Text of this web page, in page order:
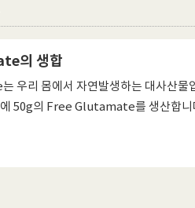
의 생합
우리 몸에서 자연발생하는 대사산물
에 50g의 Free Glutamate를 생산합니